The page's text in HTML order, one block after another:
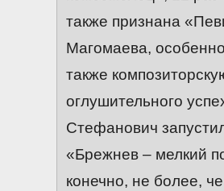
также признана
Магомаева,
также
оглушительного
Стефанович
«Брежнев – мелкий
конечно, не более,